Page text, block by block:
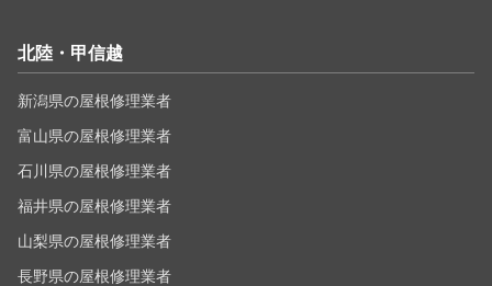
北陸・甲信越
新潟県の屋根修理業者
富山県の屋根修理業者
石川県の屋根修理業者
福井県の屋根修理業者
山梨県の屋根修理業者
長野県の屋根修理業者